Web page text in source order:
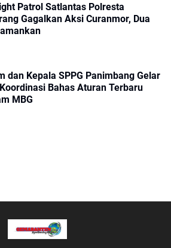
Patrol Satlantas Polresta
Gagalkan Aksi Curanmor, Dua
dan Kepala SPPG Panimbang Gelar
Bahas Aturan Terbaru
MBG